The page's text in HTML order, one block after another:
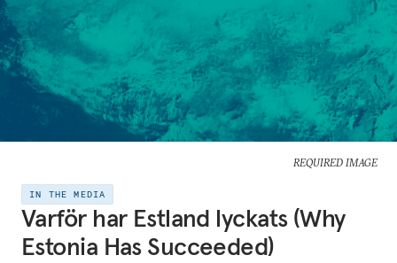
REQUIRED IMAGE
IN THE MEDIA
Varför har Estland lyckats (Why
Estonia Has Succeeded)